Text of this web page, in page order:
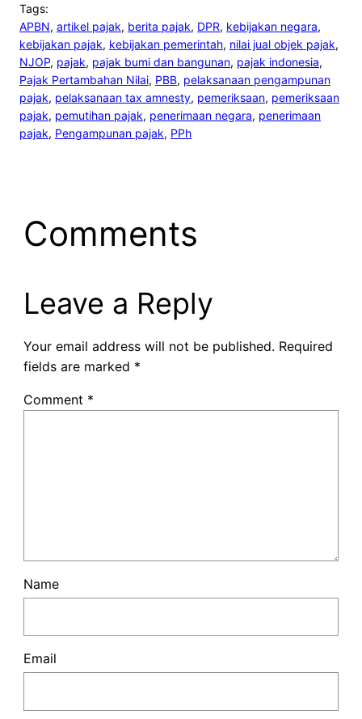
Tags:
APBN, artikel pajak, berita pajak, DPR, kebijakan negara
kebijakan pajak, kebijakan pemerintah, nilai jual objek pajak
NJOP, pajak, pajak bumi dan bangunan, pajak indonesia
Pajak Pertambahan Nilai, PBB, pelaksanaan pengampunan
pajak, pelaksanaan tax amnesty, pemeriksaan, pemeriksaan
pajak, pemutihan pajak, penerimaan negara, penerimaan
pajak, Pengampunan pajak, PPh
Comments
Leave a Reply
Your email address will not be published. Required
fields are marked *
Comment *
Name
Email